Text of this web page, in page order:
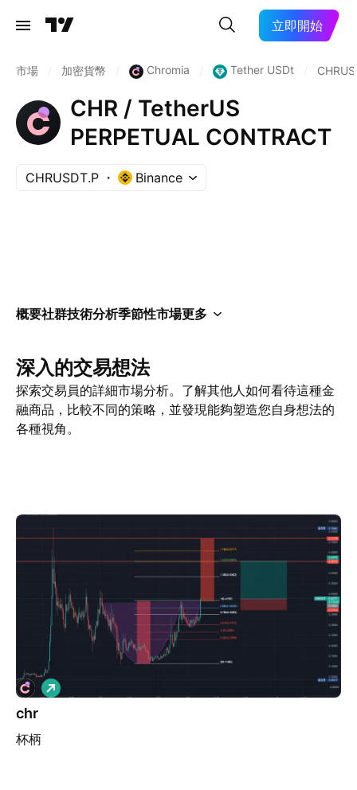
立即開始
市場 加密貨幣 Chromia Tether USDt
CHR / TetherUS
PERPETUAL CONTRACT
CHRUSDT.P Binance
概要社群技術分析季節性市場更多
深入的交易想法
探索交易員的詳細市場分析。了解其他人如何看待這種金
融商品，比較不同的策略，並發現能夠塑造您自身想法的
各種視角。
chr
杯柄
看
多